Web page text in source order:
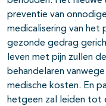
preventie van
medicalisering van het
gezonde gedrag
leven met pijn zullen
behandelaren
medische kosten. En
hetgeen zal leiden tot